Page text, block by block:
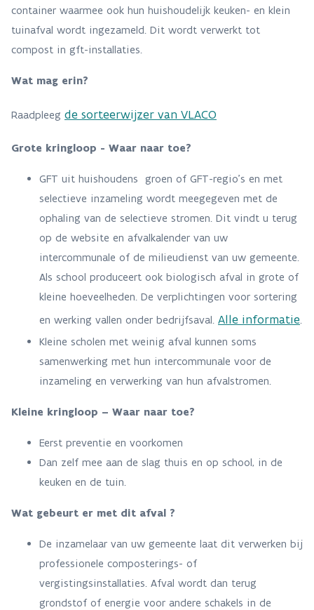
container waarmee ook hun huishoudelijk keuken- en klein
tuinafval wordt ingezameld. Dit wordt verwerkt tot
compost in gft-installaties.
Wat mag erin?
Raadpleeg de sorteerwijzer van VLACO
Grote kringloop - Waar naar toe?
GFT uit huishoudens groen of GFT-regio’s en met
selectieve inzameling wordt meegegeven met de
ophaling van de selectieve stromen. Dit vindt u terug
op de website en afvalkalender van uw
intercommunale of de milieudienst van uw gemeente.
Als school produceert ook biologisch afval in grote of
kleine hoeveelheden. De verplichtingen voor sortering
en werking vallen onder bedrijfsaval. Alle informatie.
Kleine scholen met weinig afval kunnen soms
samenwerking met hun intercommunale voor de
inzameling en verwerking van hun afvalstromen.
Kleine kringloop – Waar naar toe?
Eerst preventie en voorkomen
Dan zelf mee aan de slag thuis en op school, in de
keuken en de tuin.
Wat gebeurt er met dit afval ?
De inzamelaar van uw gemeente laat dit verwerken bij
professionele composterings- of
vergistingsinstallaties. Afval wordt dan terug
grondstof of energie voor andere schakels in de